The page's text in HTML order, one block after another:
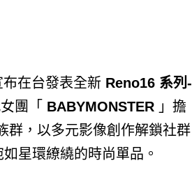
在台發表全新 Reno16 系列-
團「 BABYMONSTER 」擔
群，以多元影像創作解鎖社群
星環繚繞的時尚單品。